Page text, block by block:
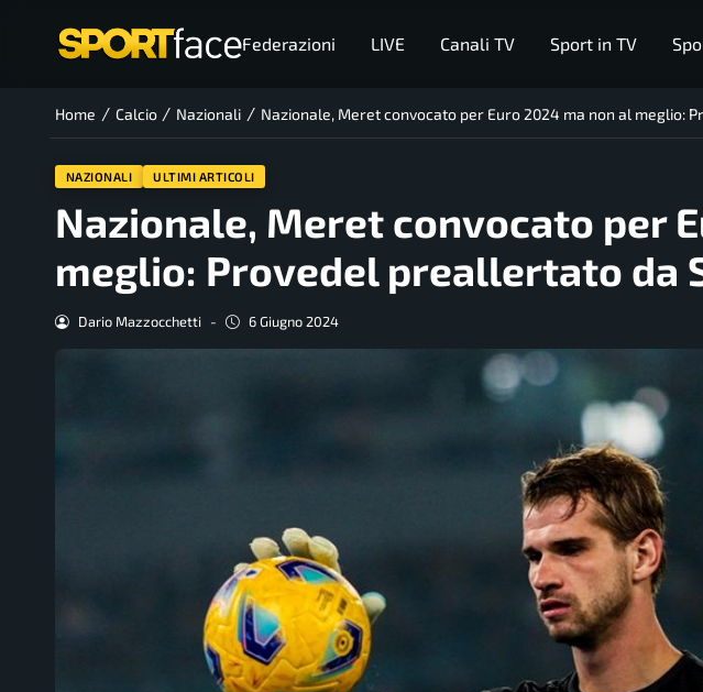
Federazioni LIVE Canali TV Sport in TV
Home / Calcio / Nazionali / Nazionale, Meret convocato per Euro 2024 ma non al meglio:
NAZIONALI ULTIMI ARTICOLI
Nazionale, Meret convocato per
meglio: Provedel preallertato da
Dario Mazzocchetti - 6 Giugno 2024